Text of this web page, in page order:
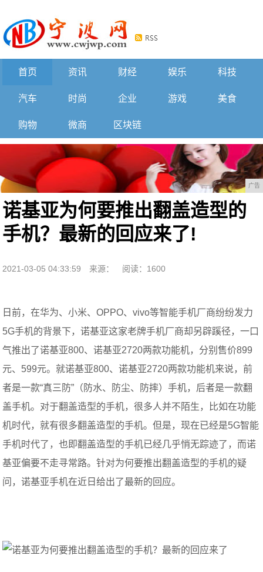
首页 资讯 财经 娱乐 科技
汽车 时尚 企业 游戏 美食
购物 微商 区块链
广告
诺基亚为何要推出翻盖造型的
手机？最新的回应来了!
2021-03-05 04:33:59 来源： 阅读：1600
日前，在华为、小米、OPPO、vivo等智能手机厂商纷纷发力
5G手机的背景下，诺基亚这家老牌手机厂商却另辟蹊径，一口
气推出了诺基亚800、诺基亚2720两款功能机，分别售价899
元、599元。就诺基亚800、诺基亚2720两款功能机来说，前
者是一款“真三防”（防水、防尘、防摔）手机，后者是一款翻
盖手机。对于翻盖造型的手机，很多人并不陌生，比如在功能
机时代，就有很多翻盖造型的手机。但是，现在已经是5G智能
手机时代了，也即翻盖造型的手机已经几乎悄无踪迹了，而诺
基亚偏要不走寻常路。针对为何要推出翻盖造型的手机的疑
问，诺基亚手机在近日给出了最新的回应。